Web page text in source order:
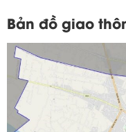
Bản đồ giao